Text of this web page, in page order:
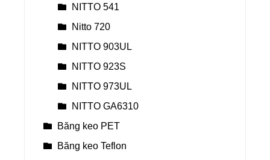
NITTO 541
Nitto 720
NITTO 903UL
NITTO 923S
NITTO 973UL
NITTO GA6310
Băng keo PET
Băng keo Teflon